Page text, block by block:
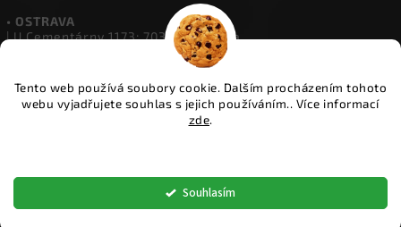
Tento web používá soubory cookie. Dalším procházením tohoto
webu vyjadřujete souhlas s jejich používáním.. Více informací
zde.
Souhlasím
• OSTRAVA
| U Cementárny 1173; 703 00 Ostrava
• ŽIDNĚVES
| Židněves 67; 294 06 Židněves
ČESKÉ PLOTY. Všechna práva vyhrazena.